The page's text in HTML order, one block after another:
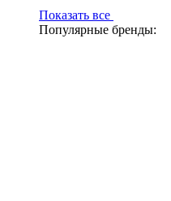
Показать все
Популярные бренды: